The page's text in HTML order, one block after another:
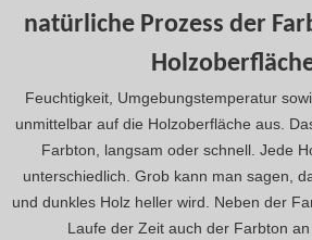
natürliche Prozess der
Feuchtigkeit, Umgebungstemperatur
unmittelbar auf die Holzoberfläche aus.
Farbton, langsam oder schnell. Jede
unterschiedlich. Grob kann man sagen,
und dunkles Holz heller wird. Neben der
Laufe der Zeit auch der Farbton an